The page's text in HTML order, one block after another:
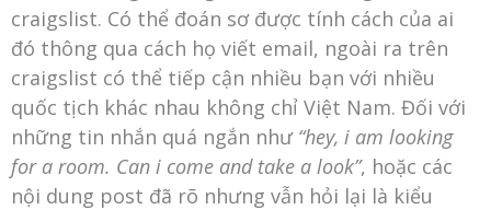
craigslist. Có thể đoán sơ được tính cách của ai
đó thông qua cách họ viết email, ngoài ra trên
craigslist có thể tiếp cận nhiều bạn với nhiều
quốc tịch khác nhau không chỉ Việt Nam. Đối với
những tin nhắn quá ngắn như “hey, i am looking
for a room. Can i come and take a look”, hoặc các
nội dung post đã rõ nhưng vẫn hỏi lại là kiểu